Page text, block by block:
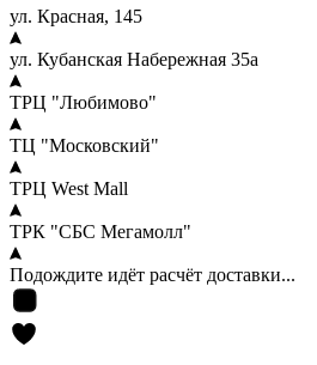
ул. Красная, 145
ул. Кубанская Набережная 35а
ТРЦ "Любимово"
ТЦ "Московский"
ТРЦ West Mall
ТРК "СБС Мегамолл"
Подождите идёт расчёт доставки...